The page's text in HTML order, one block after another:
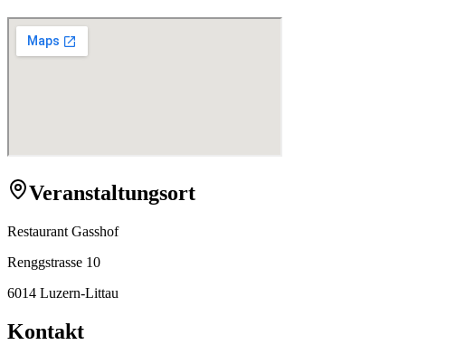
Veranstaltungsort
Restaurant Gasshof
Renggstrasse 10
6014 Luzern-Littau
Kontakt